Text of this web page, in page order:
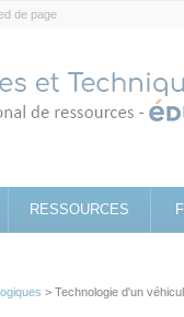
de page
RESSOURCES
> Technologie d'un